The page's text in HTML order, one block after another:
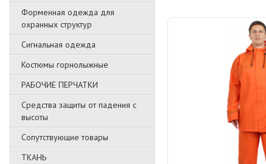
Форменная одежда для
охранных структур
Сигнальная одежда
Костюмы горнолыжные
РАБОЧИЕ ПЕРЧАТКИ
Средства защиты от падения с
высоты
Сопутствующие товары
ТКАНЬ